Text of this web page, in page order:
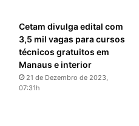
Cetam divulga edital com
3,5 mil vagas para cursos
técnicos gratuitos em
Manaus e interior
21 de Dezembro de 2023,
07:31h